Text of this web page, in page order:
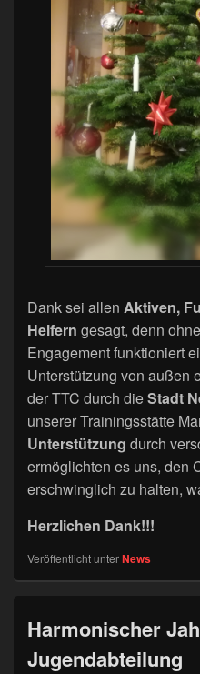
Dank sei allen Aktiven,
Helfern gesagt, denn
Engagement funktioniert
Unterstützung von außen
der TTC durch dieStadt
unserer Trainingsstätte
Unterstützung durch
ermöglichten es uns, den
erschwinglich zu halten,
Herzlichen Dank!!!
Veröffentlicht unterNews
Harmonischer
Jugendabteilung